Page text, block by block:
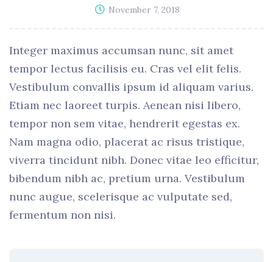
November 7, 2018
Integer maximus accumsan nunc, sit amet
tempor lectus facilisis eu. Cras vel elit felis.
Vestibulum convallis ipsum id aliquam varius.
Etiam nec laoreet turpis. Aenean nisi libero,
tempor non sem vitae, hendrerit egestas ex.
Nam magna odio, placerat ac risus tristique,
viverra tincidunt nibh. Donec vitae leo efficitur,
bibendum nibh ac, pretium urna. Vestibulum
nunc augue, scelerisque ac vulputate sed,
fermentum non nisi.